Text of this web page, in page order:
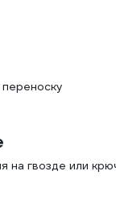
на гвозде или